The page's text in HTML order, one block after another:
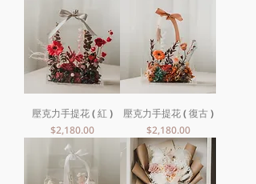
壓克力手提花 ( 紅 )
價格
$2,180.00
壓克力手提花 ( 復古 )
價格
$2,180.00